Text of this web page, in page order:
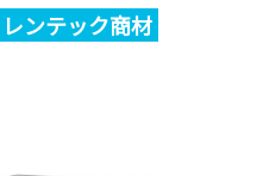
ンテック商材